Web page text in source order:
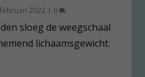
2022 | 0
sloeg de weegschaal
lichaamsgewicht.